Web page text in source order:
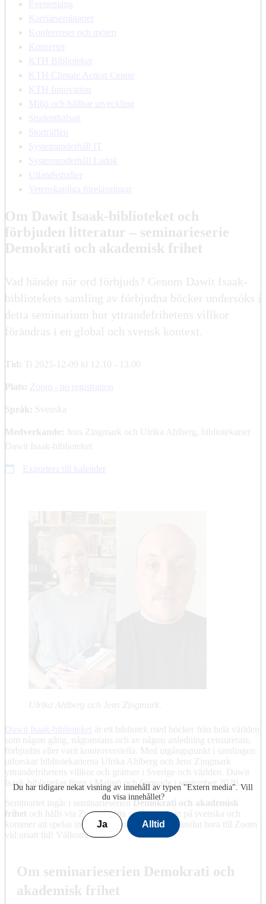
Evenemang
Karriärseminarier
Konferenser och möten
Konserter
KTH Biblioteket
KTH Climate Action Centre
KTH Innovation
Miljö och hållbar utveckling
Studenthälsan
Storträffen
Systemunderhåll IT
Systemunderhåll Ladok
Utlandsstudier
Vetenskapliga föreläsningar
Om Dawit Isaak-biblioteket och
förbjuden litteratur – seminarieserie
Demokrati och akademisk frihet
Vad händer när ord förbjuds? Genom Dawit Isaak-
bibliotekets samling av förbjudna böcker undersöks i
detta seminarium hur yttrandefrihetens villkor
förändras i en global och svensk kontext.
Tid: Ti 2025-12-09 kl 12.10 - 13.00
Plats: Zoom - no registration
Språk: Svenska
Medverkande:
Jens Zingmark och Ulrika Ahlberg, bibliotekarier
Dawit Isaak-biblioteket
Exportera till kalender
Du har tidigare nekat visning av innehåll av typen "Extern media". Vill
du visa innehållet?
Ja Alltid
Ulrika Ahlberg och Jens Zingmark.
Dawit Isaak-biblioteket är ett bibliotek med böcker från hela världen
som någon gång, någonstans och av någon anledning censurerats,
förbjudits eller varit kontroversiella. Med utgångspunkt i samlingen
utforskar bibliotekarierna Ulrika Ahlberg och Jens Zingmark
yttrandefrihetens villkor och gränser i Sverige och världen. Dawit
Isaak-biblioteket finns i Malmö och öppnade i september 2020.
Seminariet ingår i seminarieserienDemokrati och akademisk
frihet och hålls via Zoom. Detta seminarium är på svenska och
kommer att spelas in. Ingen anmälan behövs – anslut bara till Zoom
vid utsatt tid! Välkommen!
Om seminarieserien Demokrati och
akademisk frihet